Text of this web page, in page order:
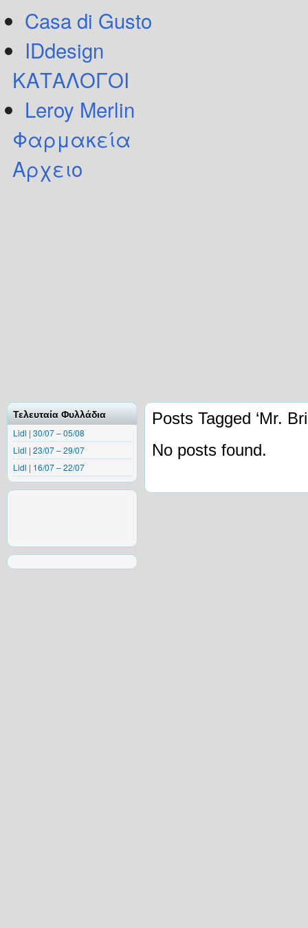
Casa di Gusto
IDdesign
ΚΑΤΑΛΟΓΟΙ
Leroy Merlin
Φαρμακεία
Αρχειο
Τελευταία Φυλλάδια
Lidl | 30/07 – 05/08
Lidl | 23/07 – 29/07
Lidl | 16/07 – 22/07
Posts Tagged ‘Mr.
No posts found.